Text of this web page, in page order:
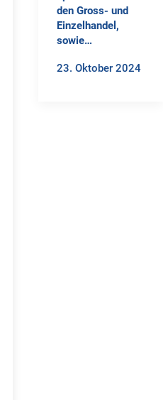
den Gross- und
Einzelhandel,
sowie…
23. Oktober 2024